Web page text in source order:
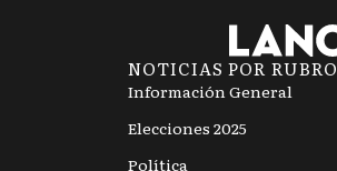
NOTICIAS POR RUBRO
Información General
Elecciones 2025
Política